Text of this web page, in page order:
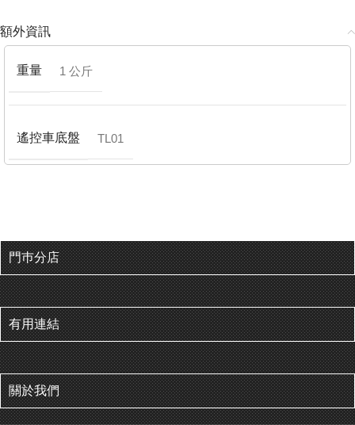
額外資訊
重量 1 公斤
遙控車底盤 TL01
門巿分店
有用連結
關於我們